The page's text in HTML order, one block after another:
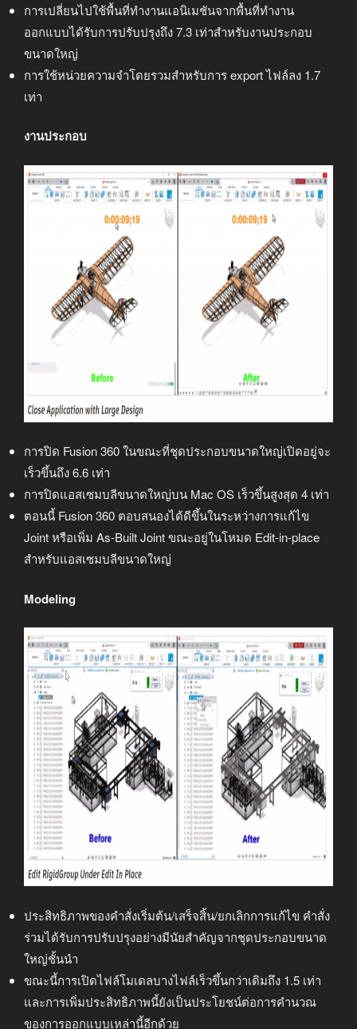
การเปลี่ยนไปใช้พื้นที่ทำงานแอนิเมชันจากพื้นที่ทำงาน
ออกแบบได้รับการปรับปรุงถึง 7.3 เท่าสำหรับงานประกอบ
ขนาดใหญ่
การใช้หน่วยความจำโดยรวมสำหรับการ export ไฟล์ลง 1.7
เท่า
งานประกอบ
การปิด Fusion 360 ในขณะที่ชุดประกอบขนาดใหญ่เปิดอยู่จะ
เร็วขึ้นถึง 6.6 เท่า
การปิดแอสเซมบลีขนาดใหญ่บน Mac OS เร็วขึ้นสูงสุด 4 เท่า
ตอนนี้ Fusion 360 ตอบสนองได้ดีขึ้นในระหว่างการแก้ไข
Joint หรือเพิ่ม As-Built Joint ขณะอยู่ในโหมด Edit-in-place
สำหรับแอสเซมบลีขนาดใหญ่
Modeling
ประสิทธิภาพของคำสั่งเริ่มต้น/เสร็จสิ้น/ยกเลิกการแก้ไข คำสั่ง
ร่วมได้รับการปรับปรุงอย่างมีนัยสำคัญจากชุดประกอบขนาด
ใหญ่ชั้นนำ
ขณะนี้การเปิดไฟล์โมเดลบางไฟล์เร็วขึ้นกว่าเดิมถึง 1.5 เท่า
และการเพิ่มประสิทธิภาพนี้ยังเป็นประโยชน์ต่อการคำนวณ
ของการออกแบบเหล่านี้อีกด้วย